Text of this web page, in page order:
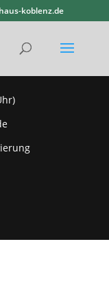
koblenz.de